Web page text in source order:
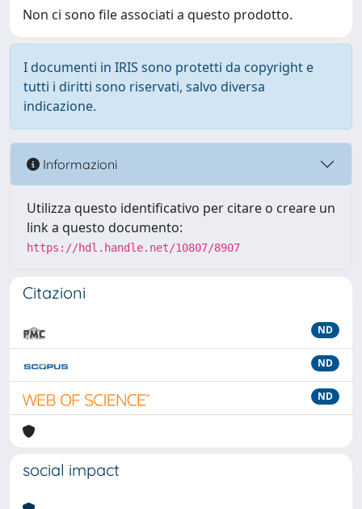
Non ci sono file associati a questo prodotto.
I documenti in IRIS sono protetti da copyright e
tutti i diritti sono riservati, salvo diversa
indicazione.
Informazioni
Utilizza questo identificativo per citare o creare un
link a questo documento:
https://hdl.handle.net/10807/8907
Citazioni
ND
ND
ND
social impact